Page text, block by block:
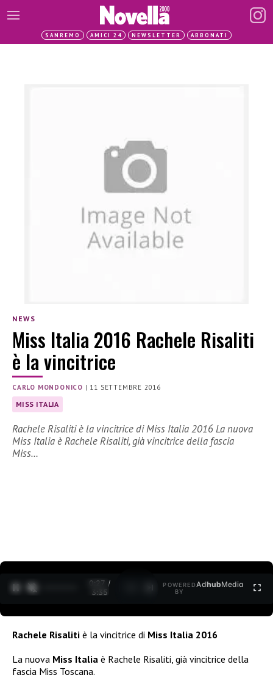
SANREMO AMICI 24 NEWSLETTER ABBONATI
NEWS
Miss Italia 2016 Rachele Risaliti
è la vincitrice
CARLO MONDONICO | 11 SETTEMBRE 2016
MISS ITALIA
Rachele Risaliti è la vincitrice di Miss Italia 2016 La nuova
Miss Italia è Rachele Risaliti, già vincitrice della fascia
Miss…
0:27 /
3:35
POWERED
BY
AdhubMedia
Rachele Risaliti è la vincitrice di Miss Italia 2016
La nuova Miss Italia è Rachele Risaliti, già vincitrice della
fascia Miss Toscana.